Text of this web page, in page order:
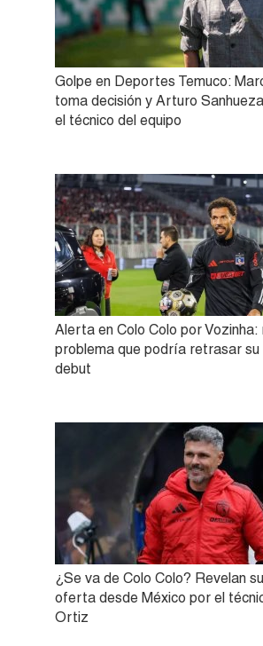
Golpe en Deportes Temuco:
toma decisión y Arturo
el técnico del equipo
Alerta en Colo Colo por Vozinha:
problema que podría retrasar su
debut
¿Se va de Colo Colo? Revelan
oferta desde México por el
Ortiz